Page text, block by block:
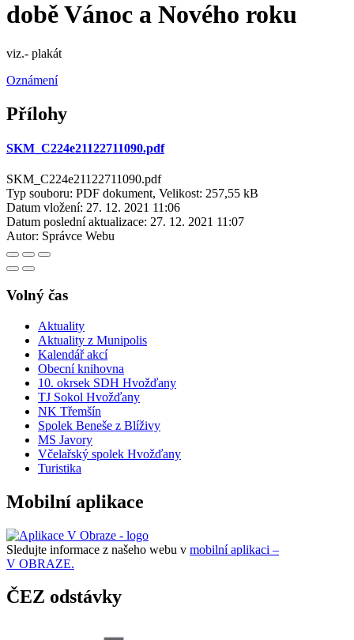
době Vánoc a Nového roku
viz.- plakát
Oznámení
Přílohy
SKM_C224e21122711090.pdf
SKM_C224e21122711090.pdf
Typ souboru: PDF dokument, Velikost: 257,55 kB
Datum vložení: 27. 12. 2021 11:06
Datum poslední aktualizace: 27. 12. 2021 11:07
Autor: Správce Webu
Volný čas
Aktuality
Aktuality z Munipolis
Kalendář akcí
Obecní knihovna
10. okrsek SDH Hvožďany
TJ Sokol Hvožďany
NK Třemšín
Spolek Beneše z Blíživy
MS Javory
Včelařský spolek Hvožďany
Turistika
Mobilní aplikace
Sledujte informace z našeho webu v mobilní aplikaci –
V OBRAZE.
ČEZ odstávky